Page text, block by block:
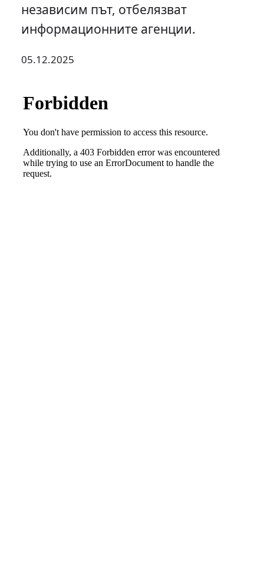
независим път, отбелязват
информационните агенции.
05.12.2025